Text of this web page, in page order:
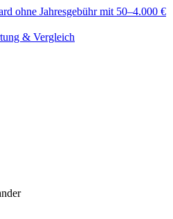
ohne Jahresgebühr mit 50–4.000 €
& Vergleich